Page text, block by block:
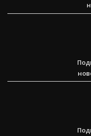
Два часа, которые
(Стэн и Лана — Иисус